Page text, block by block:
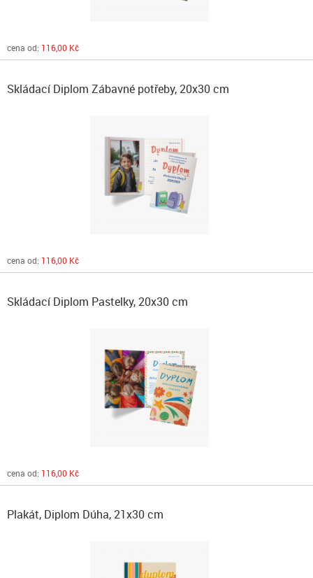
cena od: 116,00 Kč
Skládací Diplom Zábavné potřeby, 20x30 cm
cena od: 116,00 Kč
Skládací Diplom Pastelky, 20x30 cm
cena od: 116,00 Kč
Plakát, Diplom Dúha, 21x30 cm